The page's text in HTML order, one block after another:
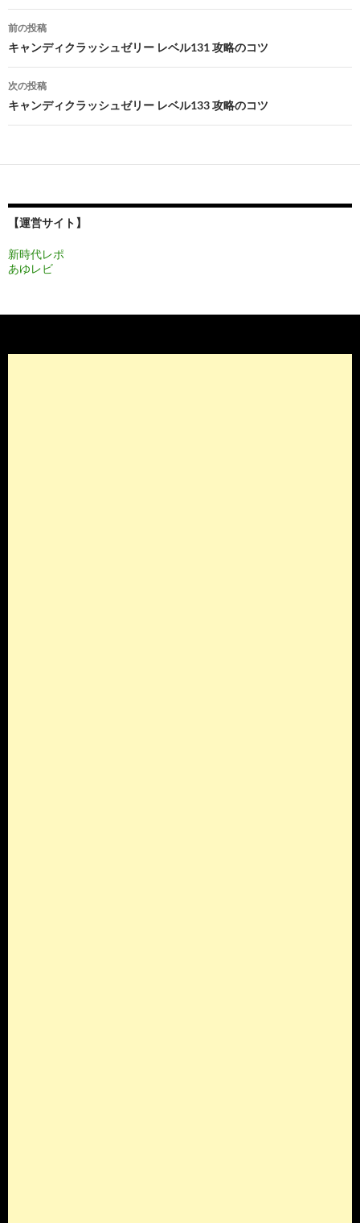
投
稿
ナ
ビ
ー
ョ
ン
前の投稿
キャンディクラッシュゼリー レベル131 攻略のコツ
次の投稿
キャンディクラッシュゼリー レベル133 攻略のコツ
【運営サイト】
新時代レポ
あゆレビ